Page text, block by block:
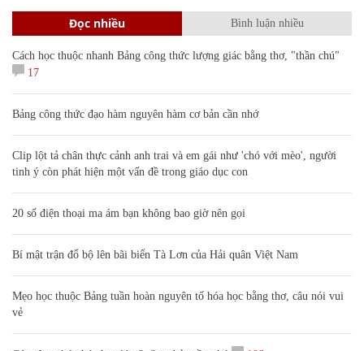
Đọc nhiều Bình luận nhiều
Cách học thuộc nhanh Bảng công thức lượng giác bằng thơ, "thần chú"
17
Bảng công thức đạo hàm nguyên hàm cơ bản cần nhớ
Clip lột tả chân thực cảnh anh trai và em gái như 'chó với mèo', người
tinh ý còn phát hiện một vấn đề trong giáo dục con
20 số điện thoại ma ám bạn không bao giờ nên gọi
Bí mật trận đổ bộ lên bãi biển Tà Lơn của Hải quân Việt Nam
Mẹo học thuộc Bảng tuần hoàn nguyên tố hóa học bằng thơ, câu nói vui
vẻ